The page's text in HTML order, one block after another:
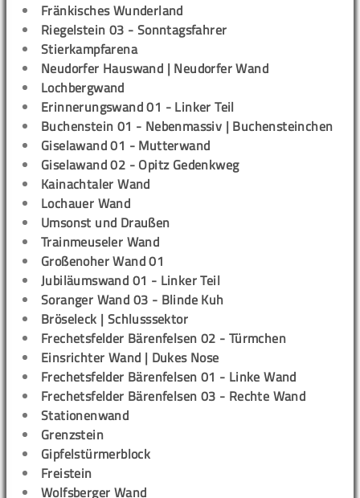
Fränkisches Wunderland
Riegelstein 03 - Sonntagsfahrer
Stierkampfarena
Neudorfer Hauswand | Neudorfer Wand
Lochbergwand
Erinnerungswand 01 - Linker Teil
Buchenstein 01 - Nebenmassiv | Buchensteinchen
Giselawand 01 - Mutterwand
Giselawand 02 - Opitz Gedenkweg
Kainachtaler Wand
Lochauer Wand
Umsonst und Draußen
Trainmeuseler Wand
Großenoher Wand 01
Jubiläumswand 01 - Linker Teil
Soranger Wand 03 - Blinde Kuh
Bröseleck | Schlusssektor
Frechetsfelder Bärenfelsen 02 - Türmchen
Einsrichter Wand | Dukes Nose
Frechetsfelder Bärenfelsen 01 - Linke Wand
Frechetsfelder Bärenfelsen 03 - Rechte Wand
Stationenwand
Grenzstein
Gipfelstürmerblock
Freistein
Wolfsberger Wand